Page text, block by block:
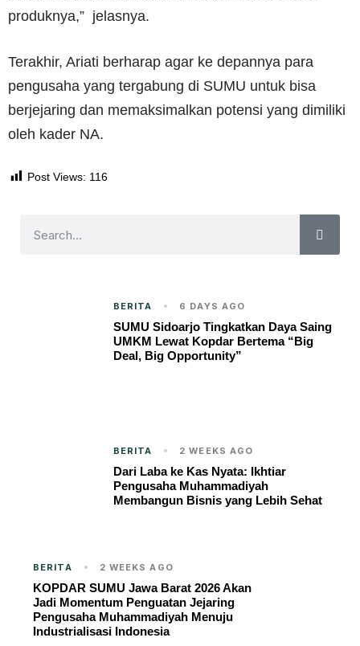
produknya,” jelasnya.
Terakhir, Ariati berharap agar ke depannya para
pengusaha yang tergabung di SUMU untuk bisa
berjejaring dan memaksimalkan potensi yang dimiliki
oleh kader NA.
Post Views: 116
BERITA 6 DAYS AGO
SUMU Sidoarjo Tingkatkan Daya Saing
UMKM Lewat Kopdar Bertema “Big
Deal, Big Opportunity”
BERITA 2 WEEKS AGO
Dari Laba ke Kas Nyata: Ikhtiar
Pengusaha Muhammadiyah
Membangun Bisnis yang Lebih Sehat
BERITA 2 WEEKS AGO
KOPDAR SUMU Jawa Barat 2026 Akan
Jadi Momentum Penguatan Jejaring
Pengusaha Muhammadiyah Menuju
Industrialisasi Indonesia